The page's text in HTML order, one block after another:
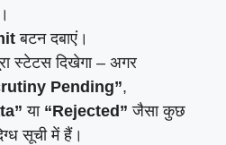
बटन दबाएं।
स्टेटस दिखेगा – अगर
Pending”,
या “Rejected” जैसा कुछ
सूची में हैं।